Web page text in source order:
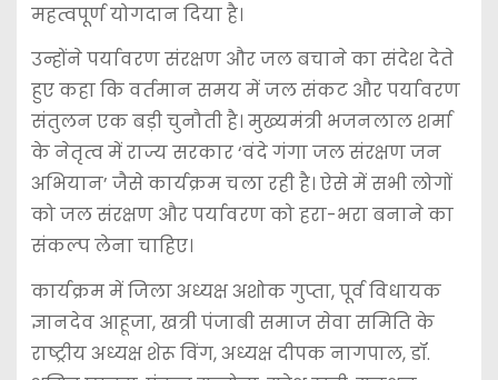
महत्वपूर्ण योगदान दिया है।
उन्होंने पर्यावरण संरक्षण और जल बचाने का संदेश देते
हुए कहा कि वर्तमान समय में जल संकट और पर्यावरण
संतुलन एक बड़ी चुनौती है। मुख्यमंत्री भजनलाल शर्मा
के नेतृत्व में राज्य सरकार ‘वंदे गंगा जल संरक्षण जन
अभियान’ जैसे कार्यक्रम चला रही है। ऐसे में सभी लोगों
को जल संरक्षण और पर्यावरण को हरा-भरा बनाने का
संकल्प लेना चाहिए।
कार्यक्रम में जिला अध्यक्ष अशोक गुप्ता, पूर्व विधायक
ज्ञानदेव आहूजा, खत्री पंजाबी समाज सेवा समिति के
राष्ट्रीय अध्यक्ष शेरू विंग, अध्यक्ष दीपक नागपाल, डॉ.